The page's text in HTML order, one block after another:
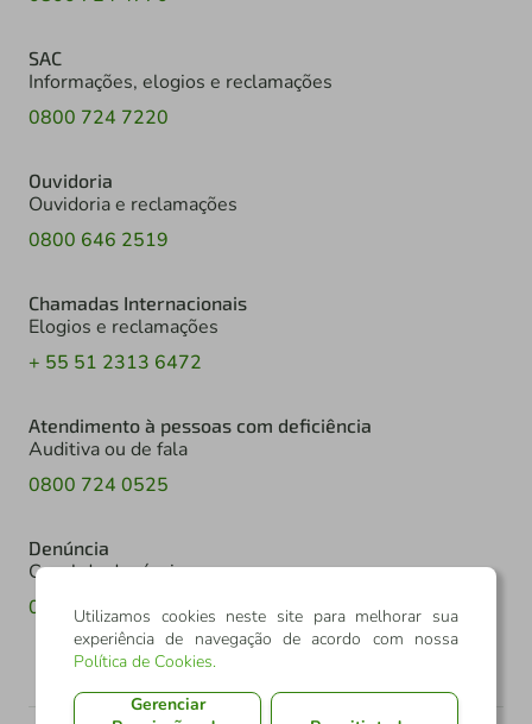
SAC
Informações, elogios e reclamações
0800 724 7220
Ouvidoria
Ouvidoria e reclamações
0800 646 2519
Chamadas Internacionais
Elogios e reclamações
+ 55 51 2313 6472
Atendimento à pessoas com deficiência
Auditiva ou de fala
0800 724 0525
Denúncia
Canal de denúncia
0800 602 6918
Utilizamos cookies neste site para melhorar sua
experiência de navegação de acordo com nossa
Política de Cookies.
Gerenciar